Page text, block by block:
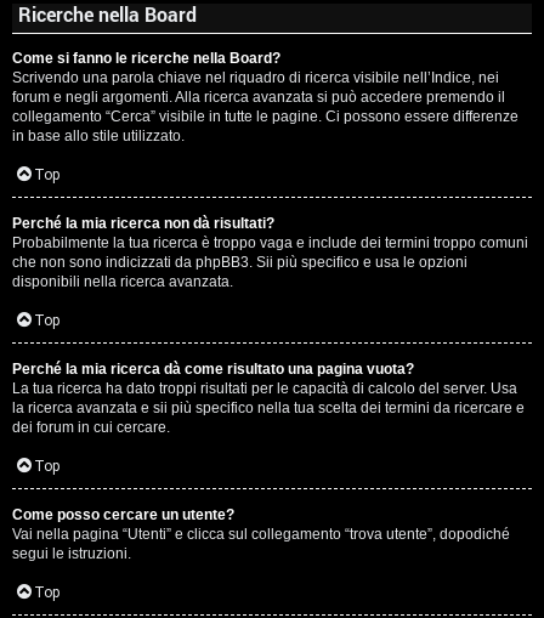
Ricerche nella Board
Come si fanno le ricerche nella Board?
Scrivendo una parola chiave nel riquadro di ricerca visibile nell’Indice, nei
forum e negli argomenti. Alla ricerca avanzata si può accedere premendo il
collegamento “Cerca” visibile in tutte le pagine. Ci possono essere differenze
in base allo stile utilizzato.
Top
Perché la mia ricerca non dà risultati?
Probabilmente la tua ricerca è troppo vaga e include dei termini troppo comuni
che non sono indicizzati da phpBB3. Sii più specifico e usa le opzioni
disponibili nella ricerca avanzata.
Top
Perché la mia ricerca dà come risultato una pagina vuota?
La tua ricerca ha dato troppi risultati per le capacità di calcolo del server. Usa
la ricerca avanzata e sii più specifico nella tua scelta dei termini da ricercare e
dei forum in cui cercare.
Top
Come posso cercare un utente?
Vai nella pagina “Utenti” e clicca sul collegamento “trova utente”, dopodiché
segui le istruzioni.
Top